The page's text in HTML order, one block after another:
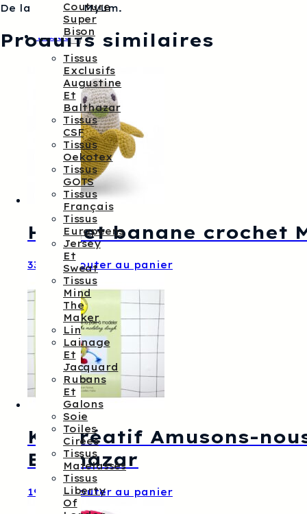
Couture
Super
Bison
Tissus
Tissus
Exclusifs
Augustine
Et
Balthazar
Tissus
CSF
Tissus
Oekotex
Tissus
GOTS
Tissus
Français
Tissus
Européens
Jersey
Et
Sweat
Tissus
Mind
The
Maker
Lin
Lainage
Et
Jacquard
Rubans
Et
Galons
Soie
Toiles
Cirées
Tissus
Matelassés
Tissus
Liberty
Of
De la marque Myum.
Produits similaires
Hochet banane crochet
33,00 € Ajouter au panier
Kit créatif Amusons-
Balthazar
19,00 € Ajouter au panier